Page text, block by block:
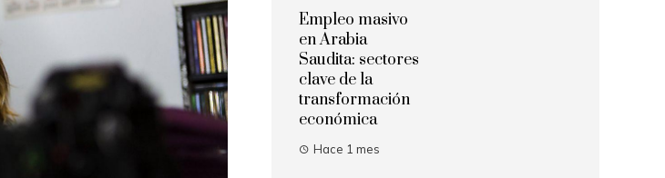
Empleo masivo
en Arabia
Saudita: sectores
clave de la
transformación
económica
Hace 1 mes